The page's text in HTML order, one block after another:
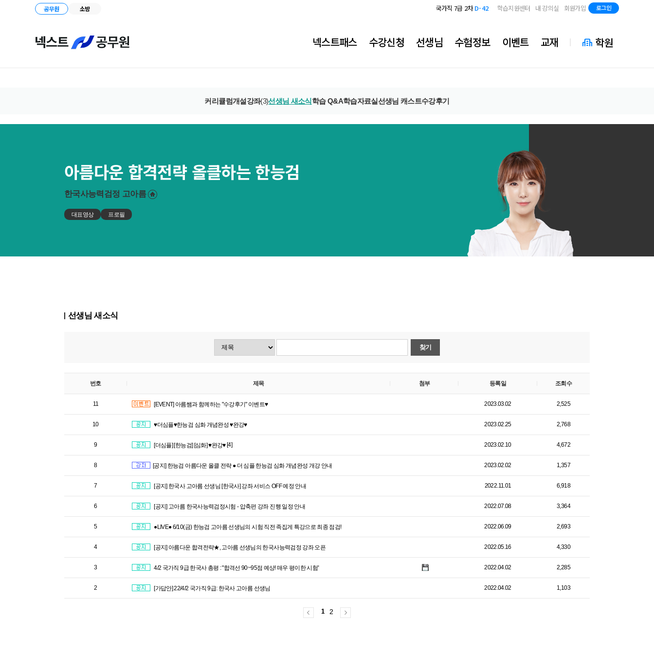
공무원 소방 학습지원센터 내 강의실 회원가입 로그인
국가직 7급 2차D-42
지방직 7급
넥스트패스 수강신청 선생님 수험정보 이벤트 교재 학원
커리큘럼개설강좌(3)선생님 새소식학습 Q&A학습자료실선생님 캐스트수강후기
아름다운 합격전략 올클하는 한능검
한국사능력검정 고아름
대표영상 프로필
선생님 새소식
찾기
번호 제목 첨부 등록일 조회수
11 [EVENT] 아름쌤과 함께하는 "수강후기" 이벤트♥ 2023.03.02 2,525
10 ♥더심플♥한능검 심화 개념완성 ♥완강♥ 2023.02.25 2,768
9 [더심플] [한능검] [심화] ♥완강♥ [4] 2023.02.10 4,672
8 [공지] 한능검 아름다운 올클 전략 ● 더 심플 한능검 심화 개념완성 개강 안내 2023.02.02 1,357
7 [공지] 한국사 고아름 선생님 [한국사] 강좌 서비스 OFF 예정 안내 2022.11.01 6,918
6 [공지] 고아름 한국사능력검정시험 - 압축편 강좌 진행 일정 안내 2022.07.08 3,364
5 ●LIVE● 6/10(금) 한능검 고아름 선생님의 시험 직전 족집게 특강으로 최종 점검! 2022.06.09 2,693
4 [공지] 아름다운 합격전략★, 고아름 선생님의 한국사능력검정 강좌 오픈 2022.05.16 4,330
3 4/2 국가직 9급 한국사 총평 : "합격선 90~95점 예상! 매우 평이한 시험" 2022.04.02 2,285
2 [가답안] 22/4/2 국가직 9급: 한국사 고아름 선생님 2022.04.02 1,103
1 2